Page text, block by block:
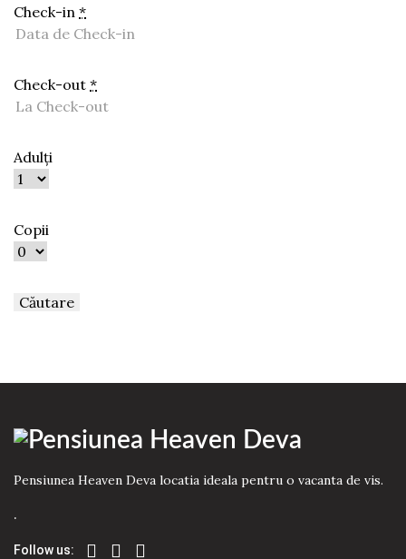
Check-in *
Check-out *
Adulți
Copii
Pensiunea Heaven Deva locatia ideala pentru o vacanta de vis.
.
Follow us: